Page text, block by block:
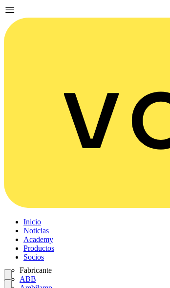
Inicio
Noticias
Academy
Productos
Socios
Fabricante
ABB